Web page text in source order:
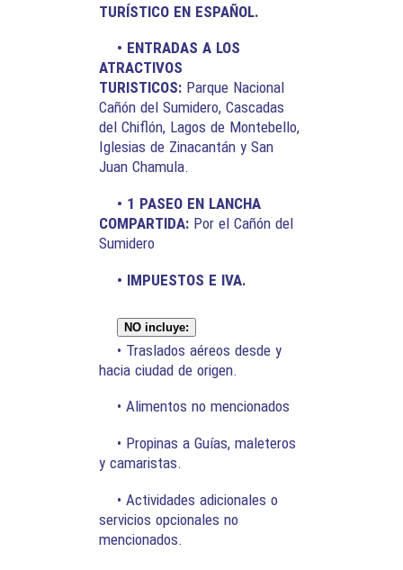
TURÍSTICO EN ESPAÑOL.
• ENTRADAS A LOS
ATRACTIVOS
TURISTICOS: Parque Nacional
Cañón del Sumidero, Cascadas
del Chiflón, Lagos de Montebello,
Iglesias de Zinacantán y San
Juan Chamula.
• 1 PASEO EN LANCHA
COMPARTIDA: Por el Cañón del
Sumidero
• IMPUESTOS E IVA.
NO incluye:
• Traslados aéreos desde y
hacia ciudad de origen.
• Alimentos no mencionados
• Propinas a Guías, maleteros
y camaristas.
• Actividades adicionales o
servicios opcionales no
mencionados.